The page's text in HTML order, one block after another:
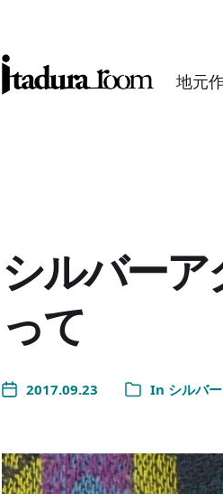
地元
シルバー
って
2017.09.23 In シルバ